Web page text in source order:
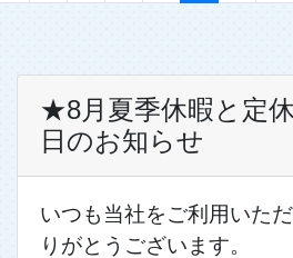
★8月夏季休暇と定休
日のお知らせ
いつも当社をご利用いた
りがとうございます。